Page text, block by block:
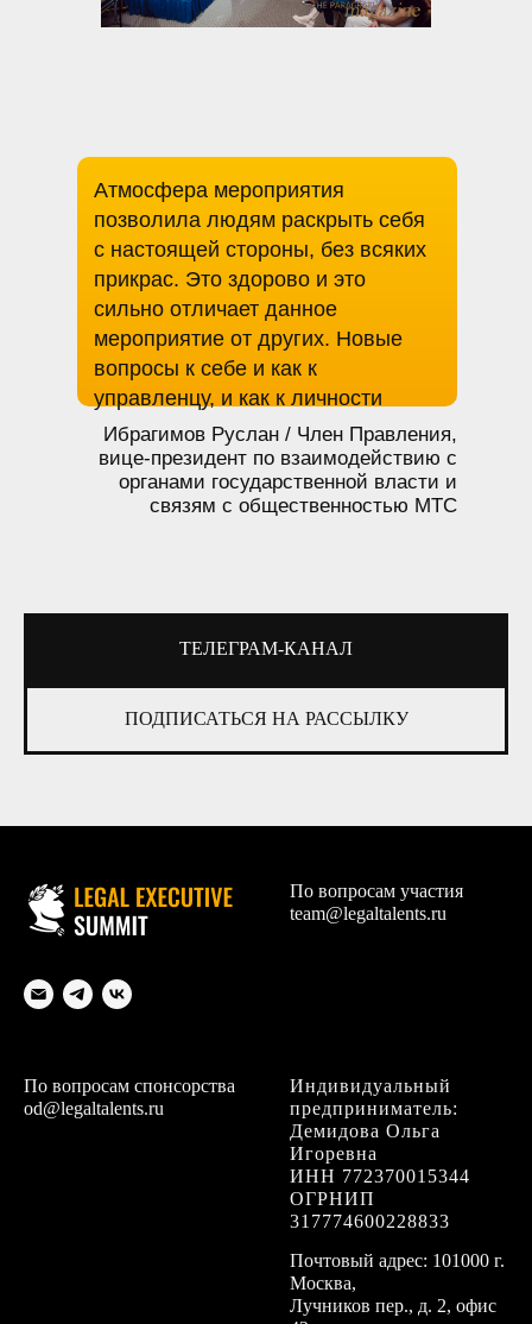
Атмосфера мероприятия
позволила людям раскрыть себя
с настоящей стороны, без всяких
прикрас. Это здорово и это
сильно отличает данное
мероприятие от других. Новые
вопросы к себе и как к
управленцу, и как к личности
Ибрагимов Руслан / Член Правления,
вице-президент по взаимодействию с
органами государственной власти и
связям с общественностью МТС
ТЕЛЕГРАМ-КАНАЛ
ПОДПИСАТЬСЯ НА РАССЫЛКУ
По вопросам участия
team@legaltalents.ru
По вопросам спонсорства
od@legaltalents.ru
Индивидуальный
предприниматель:
Демидова Ольга
Игоревна
ИНН 772370015344
ОГРНИП
317774600228833
Почтовый адрес: 101000 г.
Москва,
Лучников пер., д. 2, офис